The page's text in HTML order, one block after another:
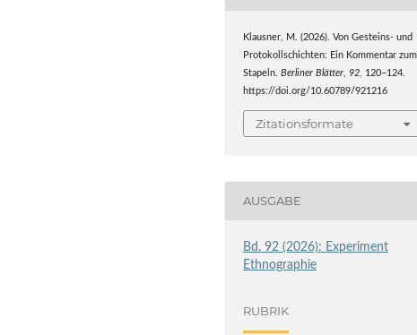
Klausner, M. (2026). Von Gesteins- und
Protokollschichten: Ein Kommentar zum
Stapeln.Berliner Blätter, 92, 120–124.
https://doi.org/10.60789/921216
Zitationsformate
AUSGABE
Bd. 92 (2026): Experiment
Ethnographie
RUBRIK